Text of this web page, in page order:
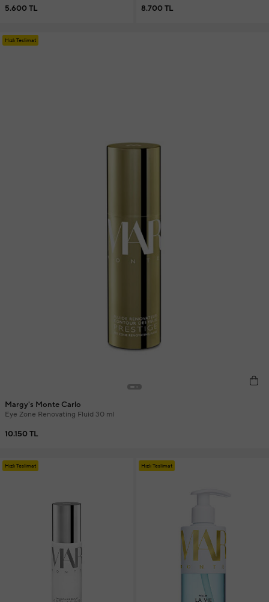
5.600 TL 8.700 TL
Hızlı Teslimat
Margy's Monte Carlo
Eye Zone Renovating Fluid 30 ml
10.150 TL
Hızlı Teslimat Hızlı Teslimat